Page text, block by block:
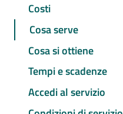
Costi
Cosa serve
Cosa si ottiene
Tempi e scadenze
Accedi al servizio